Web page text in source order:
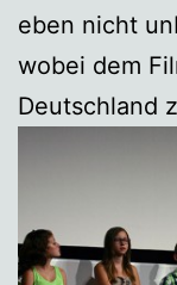
eben nicht
wobei dem
Deutschland